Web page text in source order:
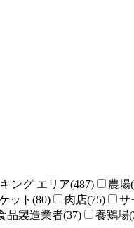
ング エリア(487) 農場
ット(80) 肉店(75) サ
品製造業者(37) 養鶏場